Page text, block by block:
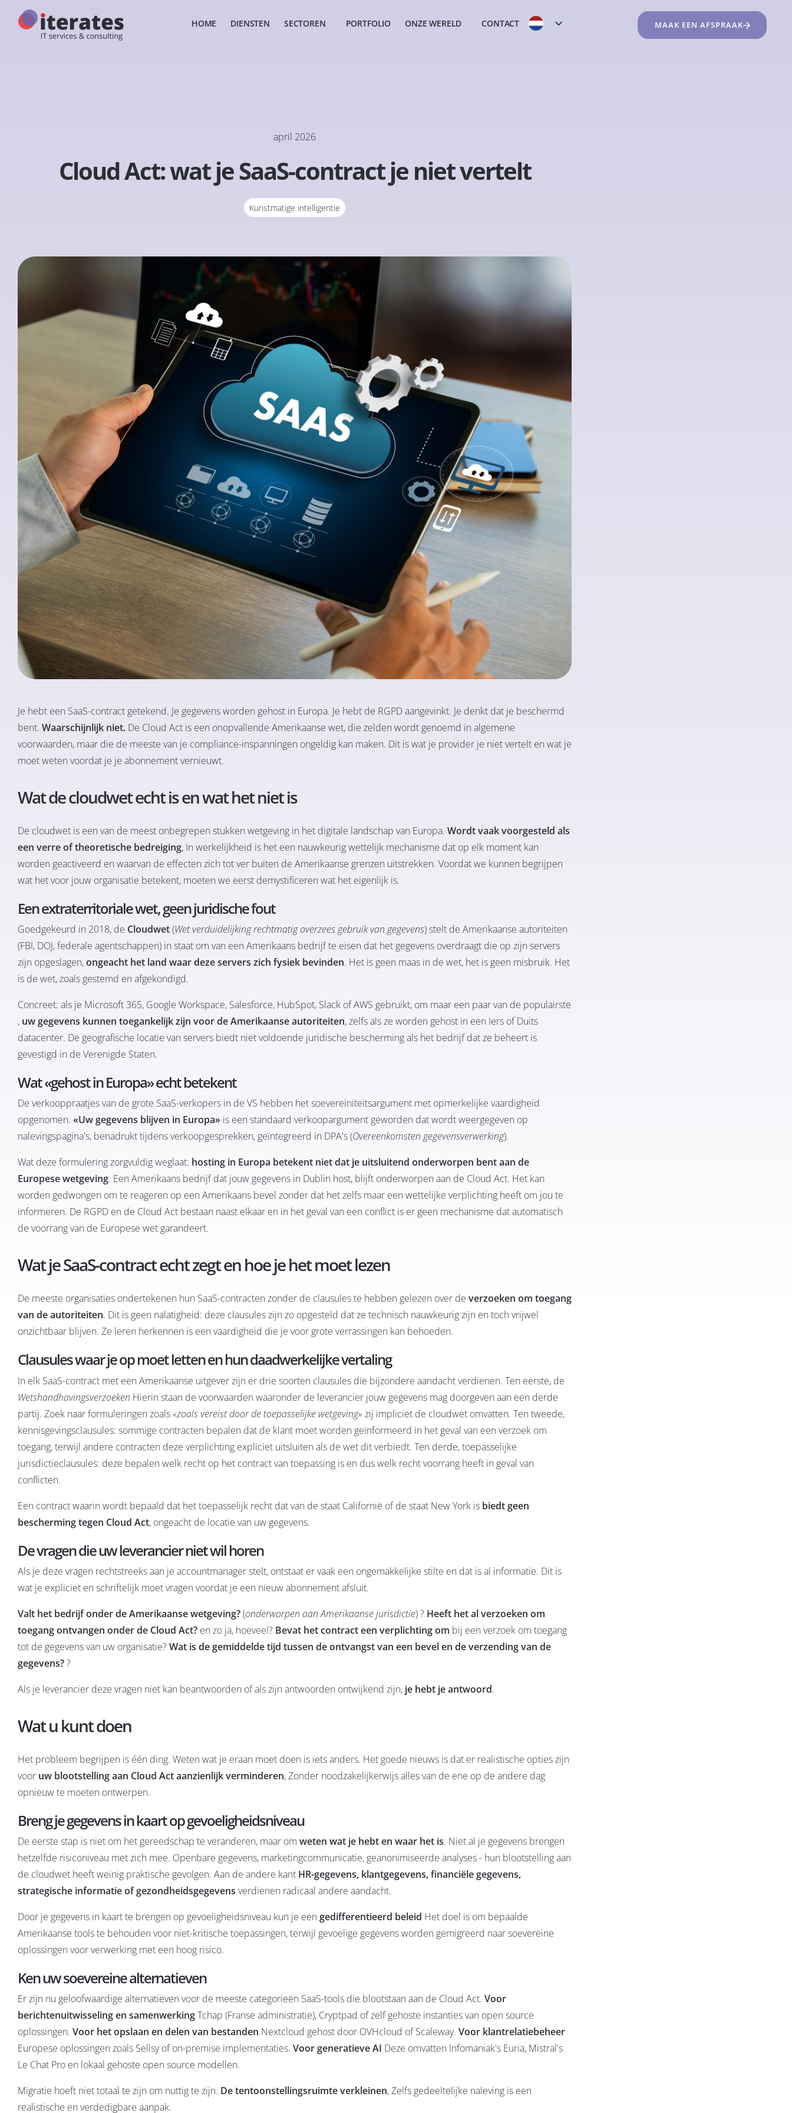
HOME DIENSTEN SECTOREN PORTFOLIO ONZE WERELD CONTACT MAAK EEN AFSPRAAK
april 2026
Cloud Act: wat je SaaS-contract je niet vertelt
Kunstmatige intelligentie
Je hebt een SaaS-contract getekend. Je gegevens worden gehost in Europa. Je hebt de RGPD aangevinkt. Je denkt dat je beschermd
bent. Waarschijnlijk niet. De Cloud Act is een onopvallende Amerikaanse wet, die zelden wordt genoemd in algemene
voorwaarden, maar die de meeste van je compliance-inspanningen ongeldig kan maken. Dit is wat je provider je niet vertelt en wat je
moet weten voordat je je abonnement vernieuwt.
Wat de cloudwet echt is en wat het niet is
De cloudwet is een van de meest onbegrepen stukken wetgeving in het digitale landschap van Europa. Wordt vaak voorgesteld als
een verre of theoretische bedreiging, In werkelijkheid is het een nauwkeurig wettelijk mechanisme dat op elk moment kan
worden geactiveerd en waarvan de effecten zich tot ver buiten de Amerikaanse grenzen uitstrekken. Voordat we kunnen begrijpen
wat het voor jouw organisatie betekent, moeten we eerst demystificeren wat het eigenlijk is.
Een extraterritoriale wet, geen juridische fout
Goedgekeurd in 2018, de Cloudwet(Wet verduidelijking rechtmatig overzees gebruik van gegevens) stelt de Amerikaanse autoriteiten
(FBI, DOJ, federale agentschappen) in staat om van een Amerikaans bedrijf te eisen dat het gegevens overdraagt die op zijn servers
zijn opgeslagen,ongeacht het land waar deze servers zich fysiek bevinden. Het is geen maas in de wet, het is geen misbruik. Het
is de wet, zoals gestemd en afgekondigd.
Concreet: als je Microsoft 365, Google Workspace, Salesforce, HubSpot, Slack of AWS gebruikt, om maar een paar van de populairste
, uw gegevens kunnen toegankelijk zijn voor de Amerikaanse autoriteiten, zelfs als ze worden gehost in een Iers of Duits
datacenter. De geografische locatie van servers biedt niet voldoende juridische bescherming als het bedrijf dat ze beheert is
gevestigd in de Verenigde Staten.
Wat «gehost in Europa» echt betekent
De verkooppraatjes van de grote SaaS-verkopers in de VS hebben het soevereiniteitsargument met opmerkelijke vaardigheid
opgenomen. «Uw gegevens blijven in Europa» is een standaard verkoopargument geworden dat wordt weergegeven op
nalevingspagina's, benadrukt tijdens verkoopgesprekken, geïntegreerd in DPA's (Overeenkomsten gegevensverwerking).
Wat deze formulering zorgvuldig weglaat: hosting in Europa betekent niet dat je uitsluitend onderworpen bent aan de
Europese wetgeving. Een Amerikaans bedrijf dat jouw gegevens in Dublin host, blijft onderworpen aan de Cloud Act. Het kan
worden gedwongen om te reageren op een Amerikaans bevel zonder dat het zelfs maar een wettelijke verplichting heeft om jou te
informeren. De RGPD en de Cloud Act bestaan naast elkaar en in het geval van een conflict is er geen mechanisme dat automatisch
de voorrang van de Europese wet garandeert.
Wat je SaaS-contract echt zegt en hoe je het moet lezen
De meeste organisaties ondertekenen hun SaaS-contracten zonder de clausules te hebben gelezen over de verzoeken om toegang
van de autoriteiten. Dit is geen nalatigheid: deze clausules zijn zo opgesteld dat ze technisch nauwkeurig zijn en toch vrijwel
onzichtbaar blijven. Ze leren herkennen is een vaardigheid die je voor grote verrassingen kan behoeden.
Clausules waar je op moet letten en hun daadwerkelijke vertaling
In elk SaaS-contract met een Amerikaanse uitgever zijn er drie soorten clausules die bijzondere aandacht verdienen. Ten eerste, de
Wetshandhavingsverzoeken Hierin staan de voorwaarden waaronder de leverancier jouw gegevens mag doorgeven aan een derde
partij. Zoek naar formuleringen zoals«zoals vereist door de toepasselijke wetgeving» zij impliciet de cloudwet omvatten. Ten tweede,
kennisgevingsclausules: sommige contracten bepalen dat de klant moet worden geïnformeerd in het geval van een verzoek om
toegang, terwijl andere contracten deze verplichting expliciet uitsluiten als de wet dit verbiedt. Ten derde, toepasselijke
jurisdictieclausules: deze bepalen welk recht op het contract van toepassing is en dus welk recht voorrang heeft in geval van
conflicten.
Een contract waarin wordt bepaald dat het toepasselijk recht dat van de staat Californië of de staat New York is biedt geen
bescherming tegen Cloud Act, ongeacht de locatie van uw gegevens.
De vragen die uw leverancier niet wil horen
Als je deze vragen rechtstreeks aan je accountmanager stelt, ontstaat er vaak een ongemakkelijke stilte en dat is al informatie. Dit is
wat je expliciet en schriftelijk moet vragen voordat je een nieuw abonnement afsluit.
Valt het bedrijf onder de Amerikaanse wetgeving?(onderworpen aan Amerikaanse jurisdictie) ? Heeft het al verzoeken om
toegang ontvangen onder de Cloud Act? en zo ja, hoeveel? Bevat het contract een verplichting om bij een verzoek om toegang
tot de gegevens van uw organisatie?Wat is de gemiddelde tijd tussen de ontvangst van een bevel en de verzending van de
gegevens??
Als je leverancier deze vragen niet kan beantwoorden of als zijn antwoorden ontwijkend zijn, je hebt je antwoord.
Wat u kunt doen
Het probleem begrijpen is één ding. Weten wat je eraan moet doen is iets anders. Het goede nieuws is dat er realistische opties zijn
voor uw blootstelling aan Cloud Act aanzienlijk verminderen, Zonder noodzakelijkerwijs alles van de ene op de andere dag
opnieuw te moeten ontwerpen.
Breng je gegevens in kaart op gevoeligheidsniveau
De eerste stap is niet om het gereedschap te veranderen, maar om weten wat je hebt en waar het is. Niet al je gegevens brengen
hetzelfde risiconiveau met zich mee. Openbare gegevens, marketingcommunicatie, geanonimiseerde analyses - hun blootstelling aan
de cloudwet heeft weinig praktische gevolgen. Aan de andere kant HR-gegevens, klantgegevens, financiële gegevens,
strategische informatie of gezondheidsgegevens verdienen radicaal andere aandacht.
Door je gegevens in kaart te brengen op gevoeligheidsniveau kun je eengedifferentieerd beleid Het doel is om bepaalde
Amerikaanse tools te behouden voor niet-kritische toepassingen, terwijl gevoelige gegevens worden gemigreerd naar soevereine
oplossingen voor verwerking met een hoog risico.
Ken uw soevereine alternatieven
Er zijn nu geloofwaardige alternatieven voor de meeste categorieën SaaS-tools die blootstaan aan de Cloud Act. Voor
berichtenuitwisseling en samenwerkingTchap (Franse administratie), Cryptpad of zelf gehoste instanties van open source
oplossingen. Voor het opslaan en delen van bestanden Nextcloud gehost door OVHcloud of Scaleway. Voor klantrelatiebeheer
Europese oplossingen zoals Sellsy of on-premise implementaties. Voor generatieve AI Deze omvatten Infomaniak's Euria, Mistral's
Le Chat Pro en lokaal gehoste open source modellen.
Migratie hoeft niet totaal te zijn om nuttig te zijn. De tentoonstellingsruimte verkleinen, Zelfs gedeeltelijke naleving is een
realistische en verdedigbare aanpak.